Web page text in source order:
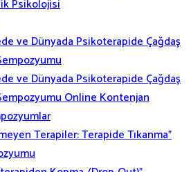
Psikolojisi
ve Dünyada Psikoterapide Çağdaş
ve Dünyada Psikoterapide Çağdaş
Online Kontenjan
Terapiler: Terapide Tıkanma”